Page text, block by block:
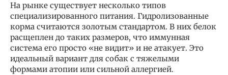
На рынке существует несколько типов
специализированного питания. Гидролизованные
корма считаются золотым стандартом. В них белок
расщеплен до таких размеров, что иммунная
система его просто «не видит» и не атакует. Это
идеальный вариант для собак с тяжелыми
формами атопии или сильной аллергией.